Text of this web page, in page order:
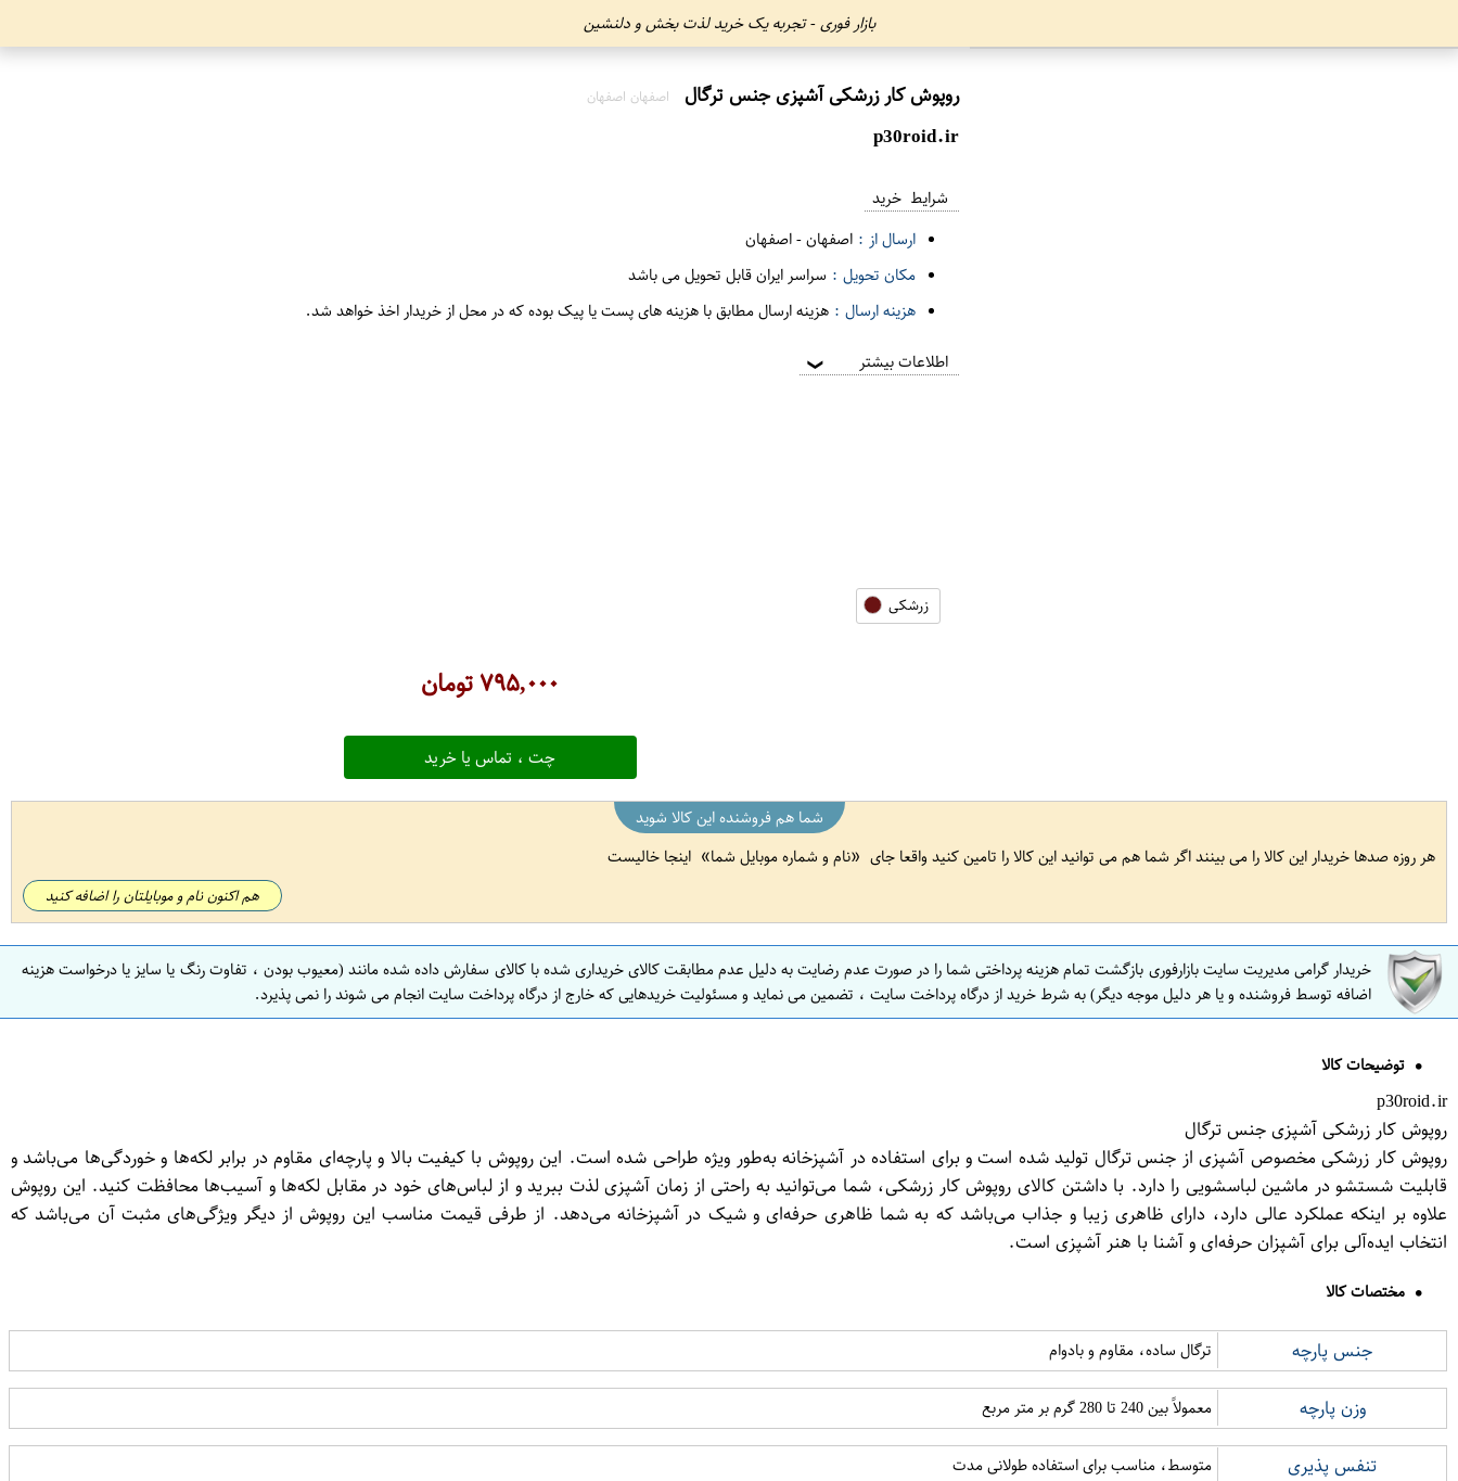
بازار فوری - تجربه یک خرید لذت بخش و دلنشین
روپوش کار زرشکی آشپزی جنس ترگال اصفهان اصفهان
p30roid.ir
شرایط خرید
ارسال از : اصفهان-اصفهان
مکان تحویل : سراسر ایران قابل تحویل می باشد
هزینه ارسال : هزینه ارسال مطابق با هزینه های پست یا پیک بوده که در محل از خریدار اخذ خواهد شد.
اطلاعات بیشتر ❯
زرشکی
۷۹۵,۰۰۰تومان
چت ، تماس یا خرید
شما هم فروشنده این کالا شوید
هر روزه صدها خریدار این کالا را می بینند اگر شما هم می توانید این کالا را تامین کنید واقعا جای
نام و شماره موبایل شما اینجا خالیست
هم اکنون نام و موبایلتان را اضافه کنید
خریدار گرامی مدیریت سایت بازارفوری بازگشت تمام هزینه پرداختی شما را در صورت عدم رضایت به دلیل عدم مطابقت کالای خریداری شده با کالای سفارش داده شده مانند (معیوب بودن ، تفاوت رنگ یا سایز یا درخواست هزینه
اضافه توسط فروشنده و یا هر دلیل موجه دیگر) به شرط خرید از درگاه پرداخت سایت ، تضمین می نماید و مسئولیت خریدهایی که خارج از درگاه پرداخت سایت انجام می شوند را نمی پذیرد.
توضیحات کالا
p30roid.ir
روپوش کار زرشکی آشپزی جنس ترگال
روپوش کار زرشکی مخصوص آشپزی از جنس ترگال تولید شده است و برای استفاده در آشپزخانه به‌طور ویژه طراحی شده است. این روپوش با کیفیت بالا و پارچه‌ای مقاوم در برابر لکه‌ها و خوردگی‌ها می‌باشد و
قابلیت شستشو در ماشین لباسشویی را دارد. با داشتن کالای روپوش کار زرشکی، شما می‌توانید به راحتی از زمان آشپزی لذت ببرید و از لباس‌های خود در مقابل لکه‌ها و آسیب‌ها محافظت کنید. این روپوش
علاوه بر اینکه عملکرد عالی دارد، دارای ظاهری زیبا و جذاب می‌باشد که به شما ظاهری حرفه‌ای و شیک در آشپزخانه می‌دهد. از طرفی قیمت مناسب این روپوش از دیگر ویژگی‌های مثبت آن می‌باشد که
انتخاب ایده‌آلی برای آشپزان حرفه‌ای و آشنا با هنر آشپزی است.
مختصات کالا
جنس پارچه ترگال ساده، مقاوم و بادوام
وزن پارچه معمولاً بین 240 تا 280 گرم بر متر مربع
تنفس پذیری متوسط، مناسب برای استفاده طولانی مدت